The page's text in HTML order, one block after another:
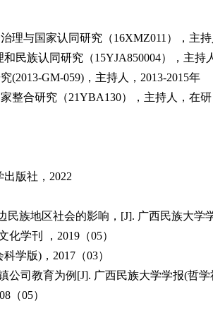
与国家认同研究（16XMZ011），主持
民族认同研究（15YJA850004），主持
GM-059)，主持人，2013-2015年
整合研究（21YBA130），主持人，在研
版社，2022
族地区社会的影响，[J]. 广西民族大学
学刊 ，2019（05）
学版)，2017（03）
司教育为例[J]. 广西民族大学学报(哲学
（05）